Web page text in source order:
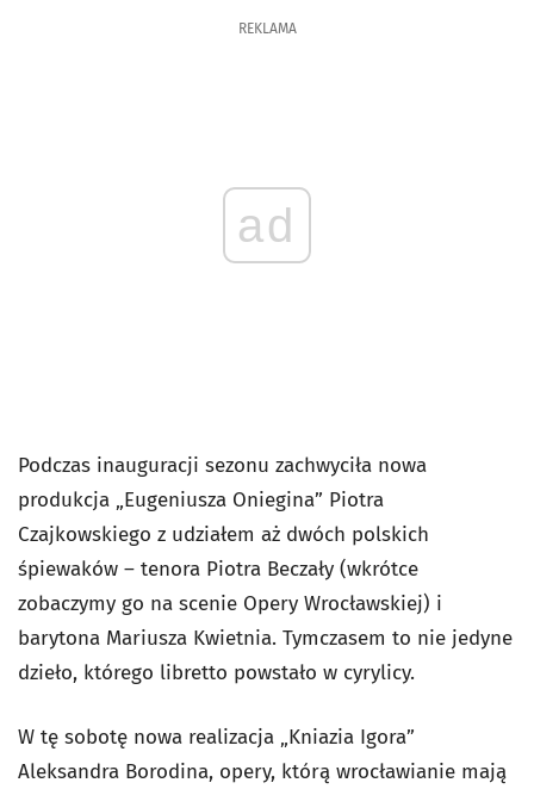
REKLAMA
ad
Podczas inauguracji sezonu zachwyciła nowa
produkcja „Eugeniusza Oniegina” Piotra
Czajkowskiego z udziałem aż dwóch polskich
śpiewaków – tenora Piotra Beczały (wkrótce
zobaczymy go na scenie Opery Wrocławskiej) i
barytona Mariusza Kwietnia. Tymczasem to nie jedyne
dzieło, którego libretto powstało w cyrylicy.
W tę sobotę nowa realizacja „Kniazia Igora”
Aleksandra Borodina, opery, którą wrocławianie mają